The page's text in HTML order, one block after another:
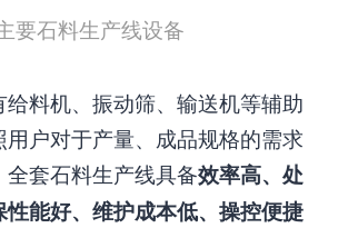
要石料生产线设备
料机、振动筛、输送机等辅助
户对于产量、成品规格的需求
套石料生产线具备效率高、处
能好、维护成本低、操控便捷